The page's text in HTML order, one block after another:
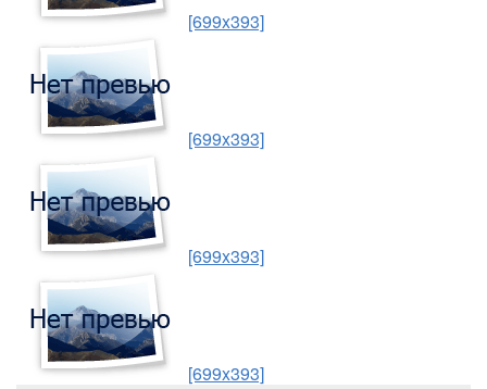
[699x393]
[699x393]
[699x393]
[699x393]